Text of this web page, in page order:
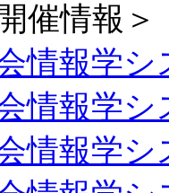
催情報＞
情報学
情報学
情報学